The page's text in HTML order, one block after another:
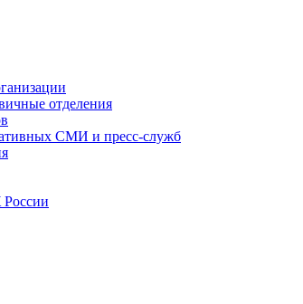
отделения
СМИ и пресс-служб